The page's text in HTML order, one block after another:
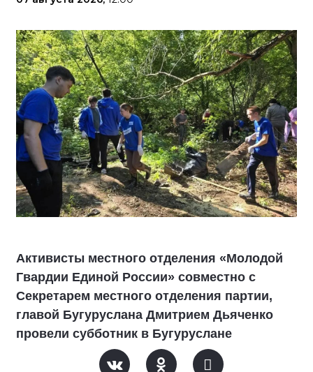
Активисты местного отделения «Молодой
Гвардии Единой России» совместно с
Секретарем местного отделения партии,
главой Бугуруслана Дмитрием Дьяченко
провели субботник в Бугуруслане